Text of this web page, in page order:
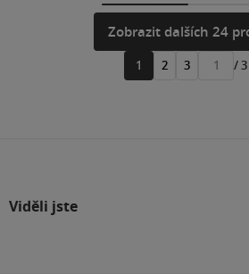
Zobrazit dalších 24
1 2 3
Přejít
/ 3
Viděli jste